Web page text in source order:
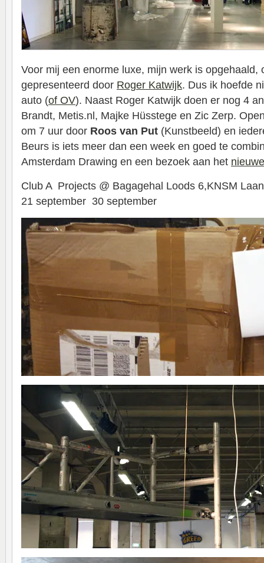
Voor mij een enorme luxe, mijn werk is opgehaald,
gepresenteerd door Roger Katwijk. Dus ik hoefde
auto (of OV). Naast Roger Katwijk doen er nog 4
Brandt, Metis.nl, Majke Hüsstege en Zic Zerp.
om 7 uur door Roos van Put (Kunstbeeld) en
Beurs is iets meer dan een week en goed te
Amsterdam Drawing en een bezoek aan het
Club A Projects @ Bagagehal Loods 6,KNSM
21 september 30 september